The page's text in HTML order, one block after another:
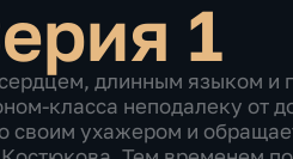
1
длинным языком и
класса неподалеку от
своим ухажером и